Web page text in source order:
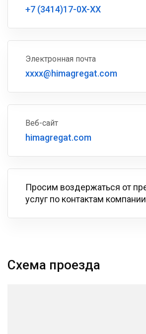
+7 (3414)17-0X-XX
Электронная почта
xxxx@himagregat.com
Веб-сайт
himagregat.com
Просим воздержаться от
услуг по контактам
Схема проезда